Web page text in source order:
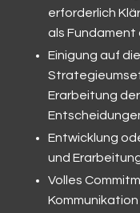
erforderlich
als
Einigung auf
Erarbeitung
Entwicklung
und
Volles